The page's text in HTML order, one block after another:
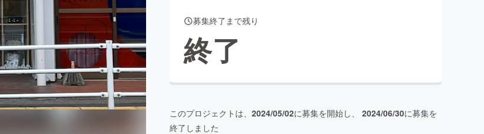
CAMPFIRE for Social GoodCAMPFIRE Creation
CAMPFIREふるさと納税machi-yaコミュニティ
募集終了まで残り
終了
このプロジェクトは、 2024/05/02に募集を開始し、 2024/06/30に募集を
終了しました